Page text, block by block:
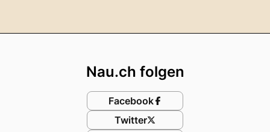
Nau.ch folgen
Facebook
Twitter